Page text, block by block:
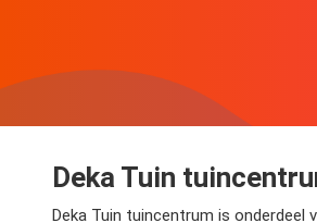
Deka Tuin
Deka Tuin tuincentrum is onderdeel